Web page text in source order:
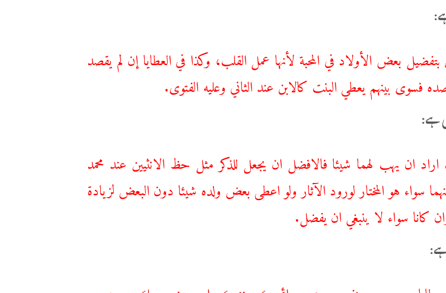
‌بعض ‌الأولاد في المحبة لأنها عمل القلب، وكذا في العطايا إن لم يقصد
فسوى بينهم يعطي البنت كالابن عند الثاني وعليه الفتوى.
ان يهب لهما شيئا فالافضل ان يجعل للذكر مثل حظ الانثيين عند محمد
سواء هو المختار لورود الآثار ولو اعطى بعض ولده شيئا دون البعض لزيادة
كانا سواء لا ينبغي ان يفضل.